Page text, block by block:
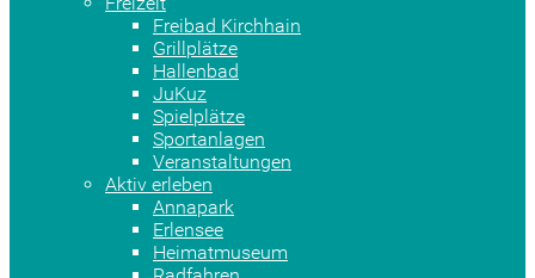
Freibad Kirchhain
Grillplätze
Hallenbad
JuKuz
Spielplätze
Sportanlagen
Veranstaltungen
Aktiv erleben
Annapark
Erlensee
Heimatmuseum